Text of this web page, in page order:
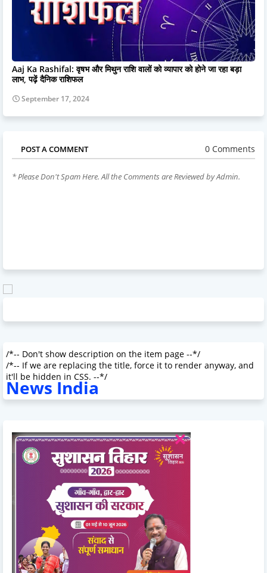
Aaj Ka Rashifal: वृषभ और मिथुन राशि वालों को व्यापार को होने जा रहा बड़ा
लाभ, पढ़ें दैनिक राशिफल
September 17, 2024
POST A COMMENT 0 Comments
* Please Don't Spam Here. All the Comments are Reviewed by Admin.
/*-- Don't show description on the item page --*/
/*-- If we are replacing the title, force it to render anyway, and
it'll be hidden in CSS. --*/
News India